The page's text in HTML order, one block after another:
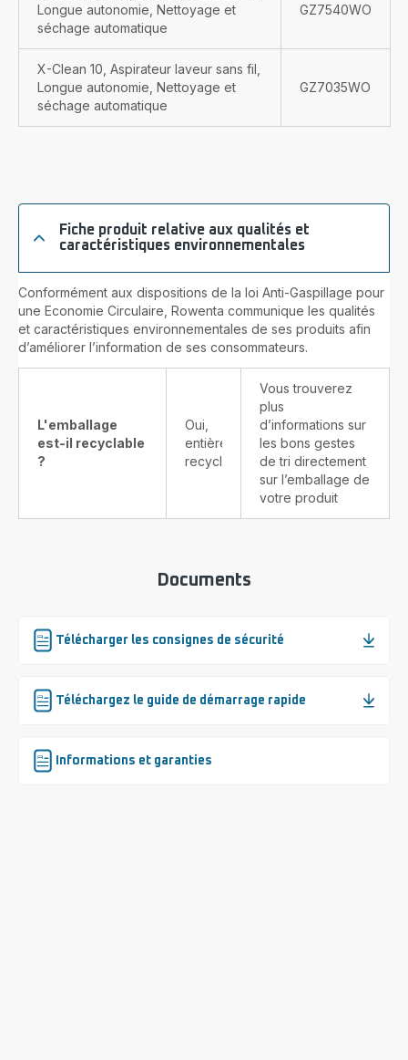
Longue autonomie, Nettoyage et
séchage automatique
GZ7540WO
X-Clean 10, Aspirateur laveur sans fil,
Longue autonomie, Nettoyage et
séchage automatique
GZ7035WO
Fiche produit relative aux qualités et
caractéristiques environnementales
Conformément aux dispositions de la loi Anti-Gaspillage pour
une Economie Circulaire, Rowenta communique les qualités
et caractéristiques environnementales de ses produits afin
d’améliorer l’information de ses consommateurs.
L'emballage
est-il recyclable
?
Oui,
entièrement
recyclable
Vous trouverez
plus
d’informations sur
les bons gestes
de tri directement
sur l’emballage de
votre produit
Documents
Télécharger les consignes de sécurité
Téléchargez le guide de démarrage rapide
Informations et garanties